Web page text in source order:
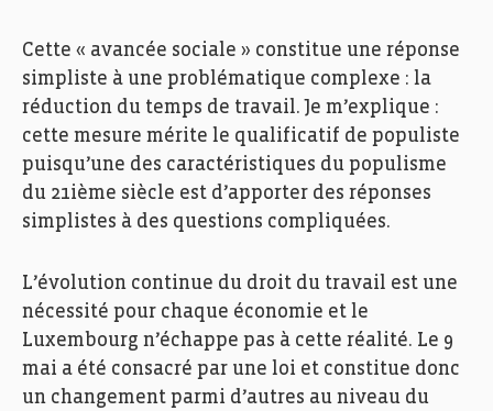
Cette « avancée sociale » constitue une réponse
simpliste à une problématique complexe : la
réduction du temps de travail. Je m’explique :
cette mesure mérite le qualificatif de populiste
puisqu’une des caractéristiques du populisme
du 21ième siècle est d’apporter des réponses
simplistes à des questions compliquées.
L’évolution continue du droit du travail est une
nécessité pour chaque économie et le
Luxembourg n’échappe pas à cette réalité. Le 9
mai a été consacré par une loi et constitue donc
un changement parmi d’autres au niveau du